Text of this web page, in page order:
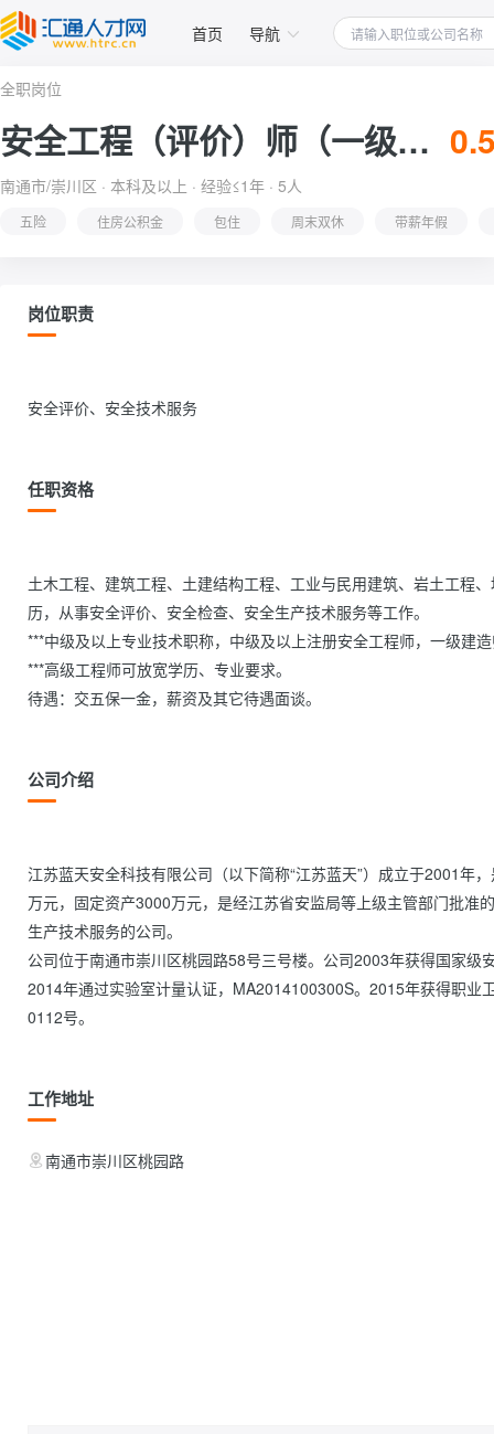
首页 导航
全职岗位
安全工程（评价）师（一级建造师、土木）
南通市/崇川区 · 本科及以上 · 经验≤1年 · 5人
五险 住房公积金 包住 周末双休 带薪年假
岗位职责
安全评价、安全技术服务
任职资格
土木工程、建筑工程、土建结构工程、工业与民用建筑、岩土工程
历，从事安全评价、安全检查、安全生产技术服务等工作。
***中级及以上专业技术职称，中级及以上注册安全工程师，一级建
***高级工程师可放宽学历、专业要求。
待遇：交五保一金，薪资及其它待遇面谈。
公司介绍
江苏蓝天安全科技有限公司（以下简称“江苏蓝天”）成立于2001年
万元，固定资产3000万元，是经江苏省安监局等上级主管部门批准
生产技术服务的公司。
公司位于南通市崇川区桃园路58号三号楼。公司2003年获得国家
2014年通过实验室计量认证，MA2014100300S。2015年获得职
0112号。
工作地址
南通市崇川区桃园路